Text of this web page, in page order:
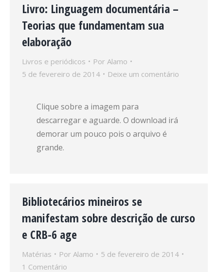
Livro: Linguagem documentária –
Teorias que fundamentam sua
elaboração
Livros e periódicos Por Alamo
5 de fevereiro de 2014
Deixe um comentário
Clique sobre a imagem para
descarregar e aguarde. O download irá
demorar um pouco pois o arquivo é
grande.
Bibliotecários mineiros se
manifestam sobre descrição de curso
e CRB-6 age
Matérias Por Alamo
5 de fevereiro de 2014
1 Comentário